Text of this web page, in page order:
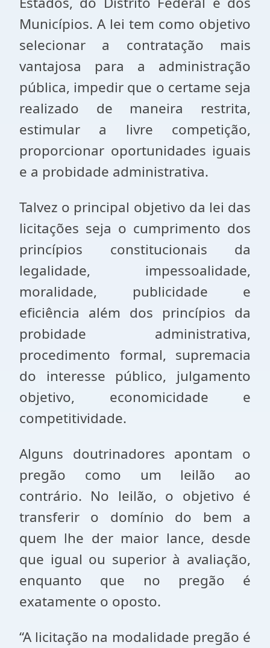
Municípios. A lei tem como objetivo
selecionar a contratação mais
vantajosa para a administração
pública, impedir que o certame seja
realizado de maneira restrita,
estimular a livre competição,
proporcionar oportunidades iguais
e a probidade administrativa.
Talvez o principal objetivo da lei das
licitações seja o cumprimento dos
princípios constitucionais da
legalidade, impessoalidade,
moralidade, publicidade e
eficiência além dos princípios da
probidade administrativa,
procedimento formal, supremacia
do interesse público, julgamento
objetivo, economicidade e
competitividade.
Alguns doutrinadores apontam o
pregão como um leilão ao
contrário. No leilão, o objetivo é
transferir o domínio do bem a
quem lhe der maior lance, desde
que igual ou superior à avaliação,
enquanto que no pregão é
exatamente o oposto.
“A licitação na modalidade pregão é